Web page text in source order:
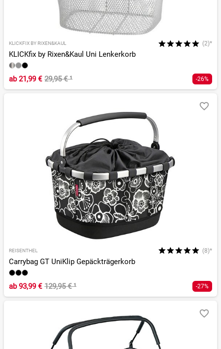
KLICKFIX BY RIXEN&KAUL (2)*
KLICKfix by Rixen&Kaul Uni Lenkerkorb
ab21,99 € 29,95 €¹ -26%
REISENTHEL (8)*
Carrybag GT UniKlip Gepäckträgerkorb
ab93,99 € 129,95 €¹ -27%